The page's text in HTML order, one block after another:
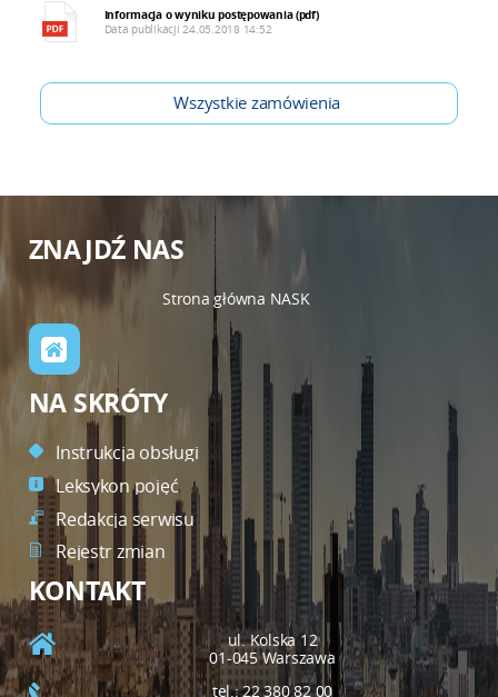
Informacja o wyniku postępowania (pdf)
Data publikacji 24.05.2018 14:52
Wszystkie zamówienia
ZNAJDŹ NAS
Strona główna NASK
NA SKRÓTY
Instrukcja obsługi
Leksykon pojęć
Redakcja serwisu
Rejestr zmian
KONTAKT
ul. Kolska 12
01-045 Warszawa
tel.: 22 380 82 00